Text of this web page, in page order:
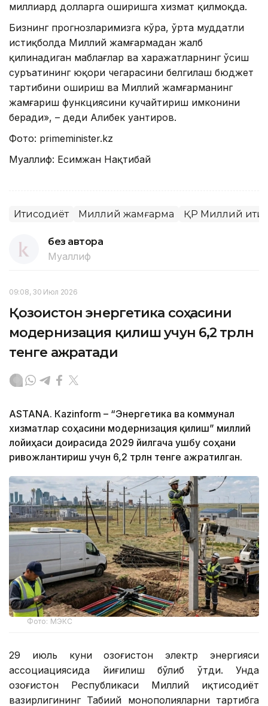
миллиард долларга оширишга хизмат қилмоқда.
Бизнинг прогнозларимизга кўра, ўрта муддатли
истиқболда Миллий жамғармадан жалб
қилинадиган маблағлар ва харажатларнинг ўсиш
суръатининг юқори чегарасини белгилаш бюджет
тартибини ошириш ва Миллий жамғарманинг
жамғариш функциясини кучайтириш имконини
беради», – деди Алибек Қуантиров.
Фото: primeminister.kz
Муаллиф: Есимжан Нақтибай
Иқтисодиёт Миллий жамғарма ҚР Миллий
без автора
Муаллиф
09:08, 30 Июл 2026
Қозоғистон энергетика соҳасини
модернизация қилиш учун 6,2 трлн
тенге ажратади
ASTANА. Кazinform – “Энергетика ва коммунал
хизматлар соҳасини модернизация қилиш” миллий
лойиҳаси доирасида 2029 йилгача ушбу соҳани
ривожлантириш учун 6,2 трлн тенге ажратилган.
Фото: МЭКС
29 июль куни Қозоғистон электр энергияси
ассоциациясида йиғилиш бўлиб ўтди. Унда
Қозоғистон Республикаси Миллий иқтисодиёт
вазирлигининг Табиий монополияларни тартибга